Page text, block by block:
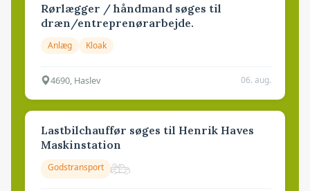
Rørlægger / håndmand søges til
dræn/entreprenørarbejde.
Anlæg Kloak
4690, Haslev 06. aug.
Lastbilchauffør søges til Henrik Haves
Maskinstation
Godstransport